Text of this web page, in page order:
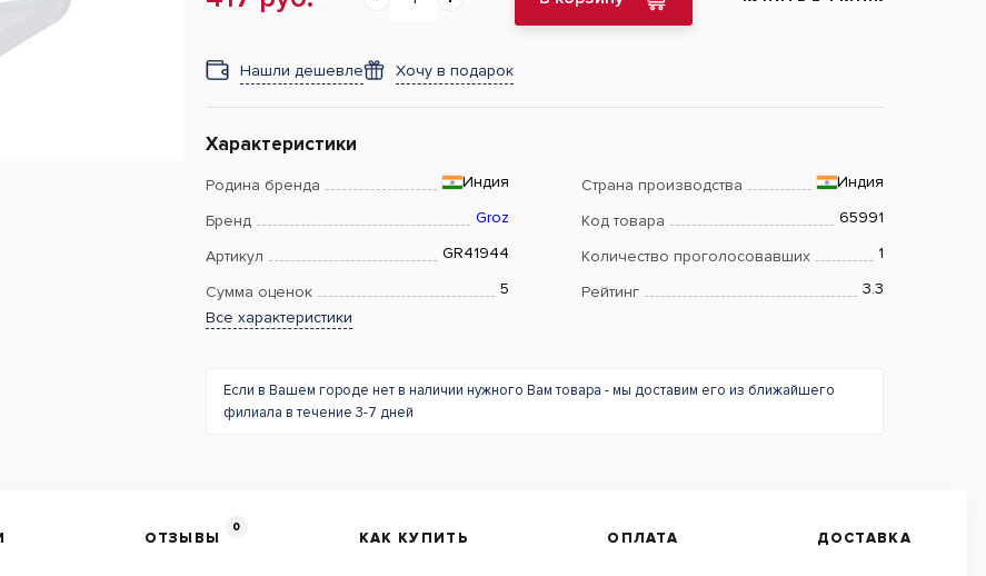
Нашли дешевле Хочу в подарок
Характеристики
Родина бренда Индия Страна производства Индия
Бренд Groz Код товара 65991
Артикул GR41944 Количество проголосовавших 1
Сумма оценок 5 Рейтинг
3.3
Все характеристики
Если в Вашем городе нет в наличии нужного Вам товара - мы доставим его из ближайшего
филиала в течение 3-7 дней
ОТЗЫВЫ
0
КАК КУПИТЬ ОПЛАТА ДОСТАВКА